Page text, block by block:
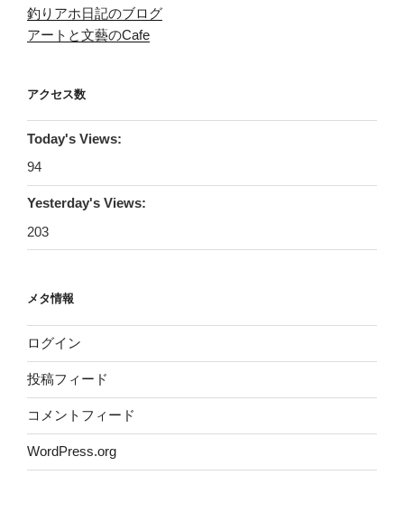
釣りアホ日記のブログ
アートと文藝のCafe
アクセス数
Today's Views:
94
Yesterday's Views:
203
メタ情報
ログイン
投稿フィード
コメントフィード
WordPress.org